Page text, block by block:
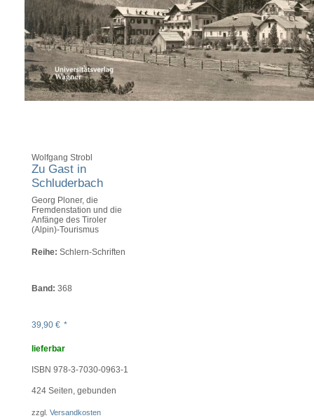
Wolfgang Strobl
Zu Gast in
Schluderbach
Georg Ploner, die
Fremdenstation und die
Anfänge des Tiroler
(Alpin)-Tourismus
Reihe: Schlern-Schriften
Band: 368
39,90 € *
lieferbar
ISBN 978-3-7030-0963-1
424 Seiten, gebunden
zzgl. Versandkosten